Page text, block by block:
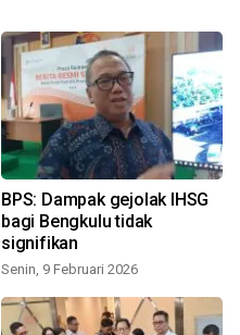
BPS: Dampak gejolak IHSG
bagi Bengkulu tidak
signifikan
Senin, 9 Februari 2026